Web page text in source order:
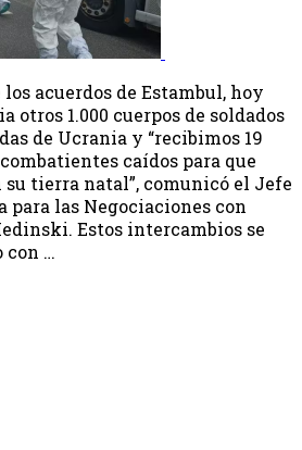
acuerdos de Estambul, hoy
otros 1.000 cuerpos de soldados
de Ucrania y “recibimos 19
caídos para que
su tierra natal”, comunicó el Jefe
para las Negociaciones con
Estos intercambios se
con …